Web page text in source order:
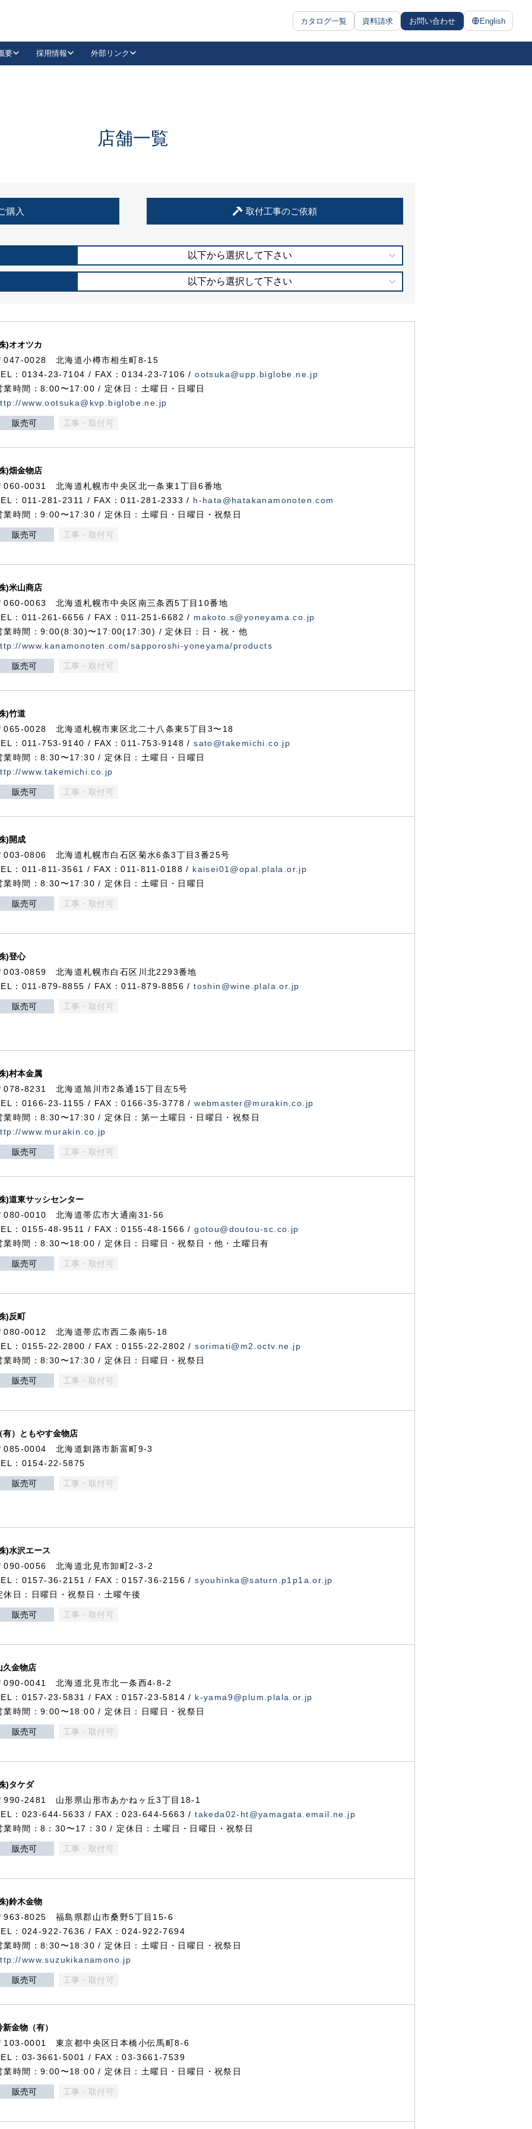
カタログ一覧 資料請求 お問い合わせ English
抗ウイルス・抗菌製品
要 採用情報 外部リンク
LinkedIn
住宅使用部材標準化推進協議会
店舗一覧
購入 取付工事のご依頼
以下から選択して下さい
以下から選択して下さい
)オオツカ
047-0028 北海道小樽市相生町8-15
：0134-23-7104 / FAX：0134-23-7106 /ootsuka@upp.biglobe.ne.jp
業時間：8:00〜17:00 / 定休日：土曜日・日曜日
www.ootsuka@kvp.biglobe.ne.jp
販売可 工事・取付可
)畑金物店
060-0031 北海道札幌市中央区北一条東1丁目6番地
：011-281-2311 / FAX：011-281-2333 / h-hata@hatakanamonoten.com
業時間：9:00〜17:30 / 定休日：土曜日・日曜日・祝祭日
販売可 工事・取付可
)米山商店
060-0063 北海道札幌市中央区南三条西5丁目10番地
：011-261-6656 / FAX：011-251-6682 / makoto.s@yoneyama.co.jp
業時間：9:00(8:30)〜17:00(17:30) / 定休日：日・祝・他
www.kanamonoten.com/sapporoshi-yoneyama/products
販売可 工事・取付可
)竹道
065-0028 北海道札幌市東区北二十八条東5丁目3〜18
：011-753-9140 / FAX：011-753-9148 /sato@takemichi.co.jp
業時間：8:30〜17:30 / 定休日：土曜日・日曜日
www.takemichi.co.jp
販売可 工事・取付可
)開成
003-0806 北海道札幌市白石区菊水6条3丁目3番25号
：011-811-3561 / FAX：011-811-0188 / kaisei01@opal.plala.or.jp
業時間：8:30〜17:30 / 定休日：土曜日・日曜日
販売可 工事・取付可
)登心
003-0859 北海道札幌市白石区川北2293番地
：011-879-8855 / FAX：011-879-8856 /toshin@wine.plala.or.jp
販売可 工事・取付可
)村本金属
078-8231 北海道旭川市2条通15丁目左5号
：0166-23-1155 / FAX：0166-35-3778 /webmaster@murakin.co.jp
業時間：8:30〜17:30 / 定休日：第一土曜日・日曜日・祝祭日
www.murakin.co.jp
販売可 工事・取付可
)道東サッシセンター
080-0010 北海道帯広市大通南31-56
：0155-48-9511 / FAX：0155-48-1566 /gotou@doutou-sc.co.jp
業時間：8:30〜18:00 / 定休日：日曜日・祝祭日・他・土曜日有
販売可 工事・取付可
)反町
080-0012 北海道帯広市西二条南5-18
：0155-22-2800 / FAX：0155-22-2802 /sorimati@m2.octv.ne.jp
業時間：8:30〜17:30 / 定休日：日曜日・祝祭日
販売可 工事・取付可
有）ともやす金物店
085-0004 北海道釧路市新富町9-3
：0154-22-5875
販売可 工事・取付可
)水沢エース
090-0056 北海道北見市卸町2-3-2
：0157-36-2151 / FAX：0157-36-2156 /syouhinka@saturn.p1p1a.or.jp
休日：日曜日・祝祭日・土曜午後
販売可 工事・取付可
久金物店
090-0041 北海道北見市北一条西4-8-2
：0157-23-5831 / FAX：0157-23-5814 / k-yama9@plum.plala.or.jp
業時間：9:00〜18:00 / 定休日：日曜日・祝祭日
販売可 工事・取付可
)タケダ
990-2481 山形県山形市あかねヶ丘3丁目18-1
：023-644-5633 / FAX：023-644-5663 /takeda02-ht@yamagata.email.ne.jp
業時間：8：30〜17：30 / 定休日：土曜日・日曜日・祝祭日
販売可 工事・取付可
)鈴木金物
963-8025 福島県郡山市桑野5丁目15-6
：024-922-7636 / FAX：024-922-7694
業時間：8:30〜18:30 / 定休日：土曜日・日曜日・祝祭日
www.suzukikanamono.jp
販売可 工事・取付可
新金物（有）
103-0001 東京都中央区日本橋小伝馬町8-6
：03-3661-5001 / FAX：03-3661-7539
業時間：9:00〜18:00 / 定休日：土曜日・日曜日・祝祭日
販売可 工事・取付可